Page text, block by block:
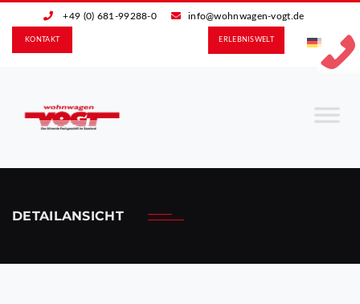
+49 (0) 681-99288-0 info@wohnwagen-vogt.de
ERLEBNIS­WELT
KONTAKT
DETAILANSICHT